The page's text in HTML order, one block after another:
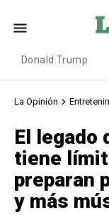
Donald Trump
La Opinión
El legado
tiene
preparan
y más